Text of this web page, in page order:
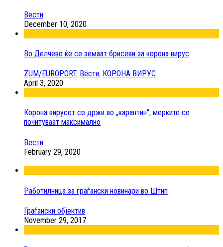
Вести
December 10, 2020
Во Делчево ќе се земаат брисеви за корона вирус
ZUM/EUROPORT, Вести, КОРОНА ВИРУС
April 3, 2020
Корона вирусот се држи во „карантин“, мерките се
почитуваат максимално
Вести
February 29, 2020
Работилница за граѓански новинари во Штип
Граѓански објектив
November 29, 2017